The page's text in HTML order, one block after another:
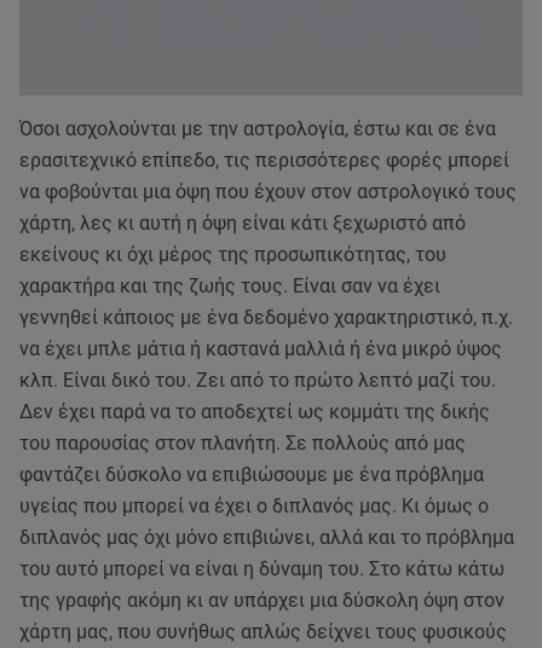
Όσοι ασχολούνται με την αστρολογία, έστω και σε ένα
ερασιτεχνικό επίπεδο, τις περισσότερες φορές μπορεί
να φοβούνται μια όψη που έχουν στον αστρολογικό τους
χάρτη, λες κι αυτή η όψη είναι κάτι ξεχωριστό από
εκείνους κι όχι μέρος της προσωπικότητας, του
χαρακτήρα και της ζωής τους. Είναι σαν να έχει
γεννηθεί κάποιος με ένα δεδομένο χαρακτηριστικό, π.χ.
να έχει μπλε μάτια ή καστανά μαλλιά ή ένα μικρό ύψος
κλπ. Είναι δικό του. Ζει από το πρώτο λεπτό μαζί του.
Δεν έχει παρά να το αποδεχτεί ως κομμάτι της δικής
του παρουσίας στον πλανήτη. Σε πολλούς από μας
φαντάζει δύσκολο να επιβιώσουμε με ένα πρόβλημα
υγείας που μπορεί να έχει ο διπλανός μας. Κι όμως ο
διπλανός μας όχι μόνο επιβιώνει, αλλά και το πρόβλημα
του αυτό μπορεί να είναι η δύναμη του. Στο κάτω κάτω
της γραφής ακόμη κι αν υπάρχει μια δύσκολη όψη στον
χάρτη μας, που συνήθως απλώς δείχνει τους φυσικούς